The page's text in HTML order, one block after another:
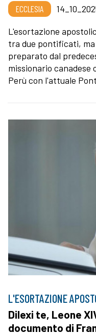
ECCLESIA
L'esortazione
tra due pontificati,
preparato dal
missionario canadese
Perù con l'attuale
L'ESORTAZIONE
Dilexi te, Leone
documento di